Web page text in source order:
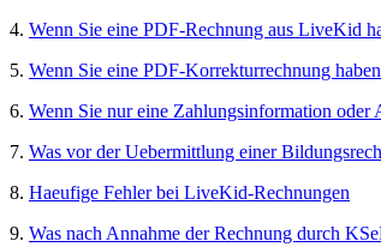
4. Wenn Sie eine PDF-Rechnung aus LiveKid
5. Wenn Sie eine PDF-Korrekturrechnung haben
6. Wenn Sie nur eine Zahlungsinformation oder
7. Was vor der Uebermittlung einer
8. Haeufige Fehler bei LiveKid-Rechnungen
9. Was nach Annahme der Rechnung durch